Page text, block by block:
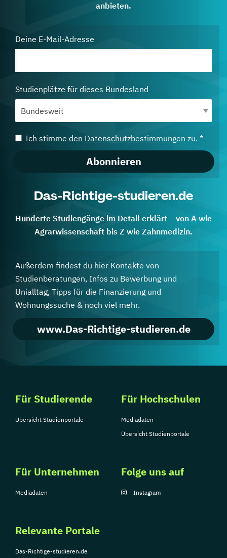
anbieten.
Deine E-Mail-Adresse
Studienplätze für dieses Bundesland
Ich stimme den Datenschutzbestimmungen zu. *
Abonnieren
Das-Richtige-studieren.de
Hunderte Studiengänge im Detail erklärt – von A wie
Agrarwissenschaft bis Z wie Zahnmedizin.
Außerdem findest du hier Kontakte von
Studienberatungen, Infos zu Bewerbung und
Unialltag, Tipps für die Finanzierung und
Wohnungssuche & noch viel mehr.
www.Das-Richtige-studieren.de
Für Studierende
Übersicht Studienportale
Für Hochschulen
Mediadaten
Übersicht Studienportale
Für Unternehmen
Mediadaten
Relevante Portale
Das-Richtige-studieren.de
Folge uns auf
Instagram